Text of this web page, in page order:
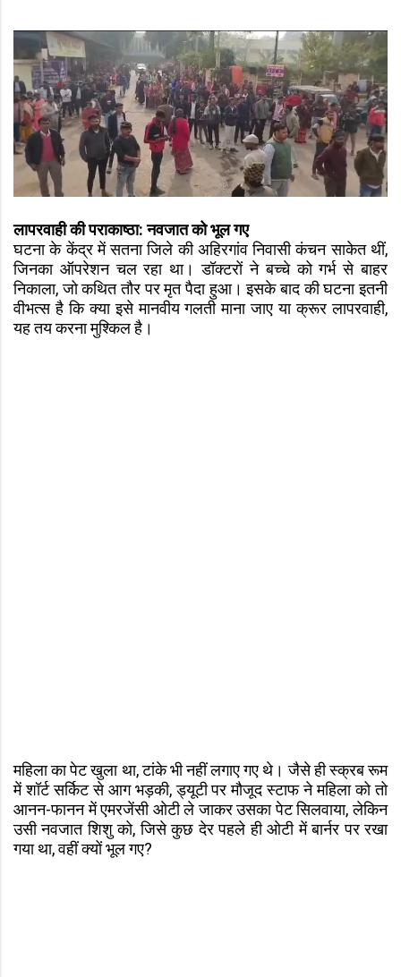
लापरवाही की पराकाष्ठा: नवजात को भूल गए
घटना के केंद्र में सतना जिले की अहिरगांव निवासी कंचन साकेत थीं,
जिनका ऑपरेशन चल रहा था। डॉक्टरों ने बच्चे को गर्भ से बाहर
निकाला, जो कथित तौर पर मृत पैदा हुआ। इसके बाद की घटना इतनी
वीभत्स है कि क्या इसे मानवीय गलती माना जाए या क्रूर लापरवाही,
यह तय करना मुश्किल है।
महिला का पेट खुला था, टांके भी नहीं लगाए गए थे। जैसे ही स्क्रब रूम
में शॉर्ट सर्किट से आग भड़की, ड्यूटी पर मौजूद स्टाफ ने महिला को तो
आनन-फानन में एमरजेंसी ओटी ले जाकर उसका पेट सिलवाया, लेकिन
उसी नवजात शिशु को, जिसे कुछ देर पहले ही ओटी में बार्नर पर रखा
गया था, वहीं क्यों भूल गए?